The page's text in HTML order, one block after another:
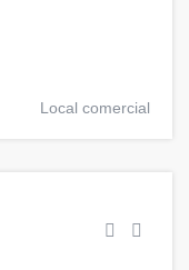
Local comercial